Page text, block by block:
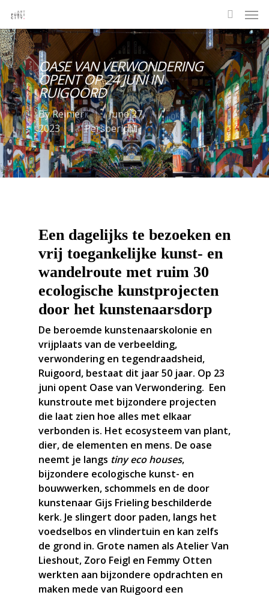
OASE VAN VERWONDERING
OPENT OP 24 JUNI IN
RUIGOORD
ByReinier
June 27,
2023
Persbericht
Een dagelijks te bezoeken en
vrij toegankelijke kunst- en
wandelroute met ruim 30
ecologische kunstprojecten
door het kunstenaarsdorp
De beroemde kunstenaarskolonie en
vrijplaats van de verbeelding,
verwondering en tegendraadsheid,
Ruigoord, bestaat dit jaar 50 jaar. Op 23
juni opent Oase van Verwondering. Een
kunstroute met bijzondere projecten
die laat zien hoe alles met elkaar
verbonden is. Het ecosysteem van plant,
dier, de elementen en mens. De oase
neemt je langs tiny eco houses,
bijzondere ecologische kunst- en
bouwwerken, schommels en de door
kunstenaar Gijs Frieling beschilderde
kerk. Je slingert door paden, langs het
voedselbos en vlindertuin en kan zelfs
de grond in. Grote namen als Atelier Van
Lieshout, Zoro Feigl en Femmy Otten
werkten aan bijzondere opdrachten en
maken mede van Ruigoord een